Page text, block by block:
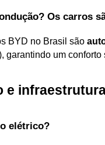
Os carros
BYD no Brasil são
garantindo um
e
elétrico?